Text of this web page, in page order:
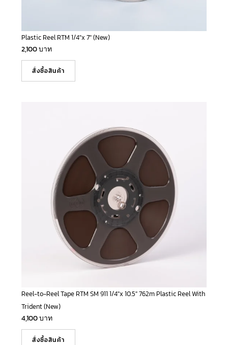
Plastic Reel RTM 1/4″x 7″ (New)
2,100บาท
สั่งซื้อสินค้า
Reel-to-Reel Tape RTM SM 911 1/4″x 10.5″ 762m Plastic Reel With
Trident (New)
4,100บาท
สั่งซื้อสินค้า